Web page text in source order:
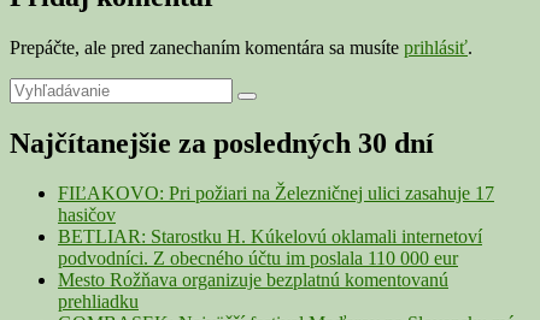
Prepáčte, ale pred zanechaním komentára sa musíte prihlásiť.
Primary
Sidebar
Widget
Area
Search
for:
Search
Najčítanejšie za posledných 30 dní
FIĽAKOVO: Pri požiari na Železničnej ulici zasahuje 17
hasičov
BETLIAR: Starostku H. Kúkelovú oklamali internetoví
podvodníci. Z obecného účtu im poslala 110 000 eur
Mesto Rožňava organizuje bezplatnú komentovanú
prehliadku